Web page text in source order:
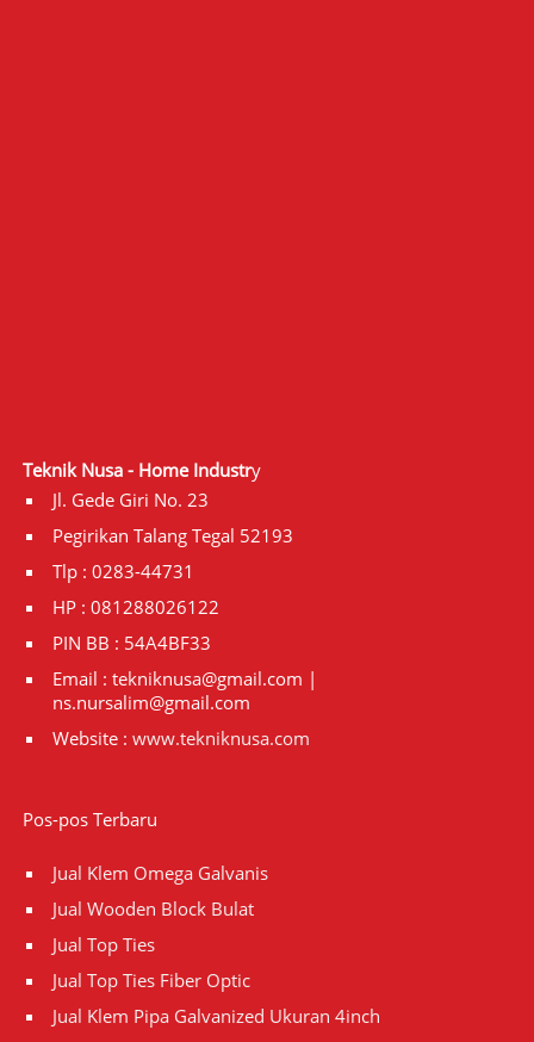
Teknik Nusa - Home Industry
Jl. Gede Giri No. 23
Pegirikan Talang Tegal 52193
Tlp : 0283-44731
HP : 081288026122
PIN BB : 54A4BF33
Email : tekniknusa@gmail.com |
ns.nursalim@gmail.com
Website : www.tekniknusa.com
Pos-pos Terbaru
Jual Klem Omega Galvanis
Jual Wooden Block Bulat
Jual Top Ties
Jual Top Ties Fiber Optic
Jual Klem Pipa Galvanized Ukuran 4inch